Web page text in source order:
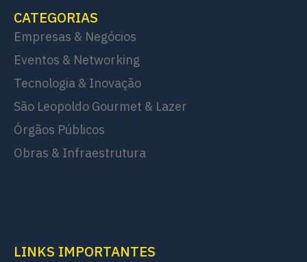
CATEGORIAS
Empresas & Negócios
Eventos & Networking
Tecnologia & Inovação
São Leopoldo Gourmet & Lazer
Órgãos Públicos
Obras & Infraestrutura
LINKS IMPORTANTES